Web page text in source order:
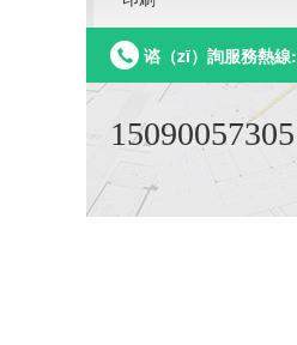
谘（zī）詢服務熱線:
15090057305